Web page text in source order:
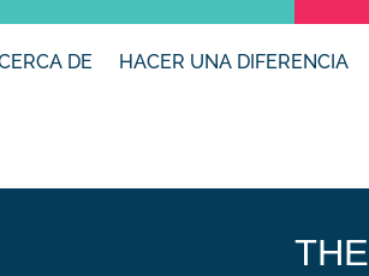
DE HACER UNA DIFERENCIA
THE